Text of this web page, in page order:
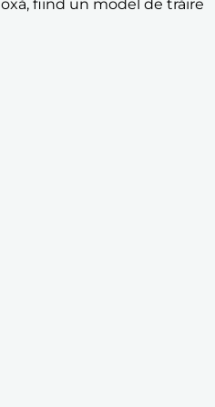
fiind un model de trăire